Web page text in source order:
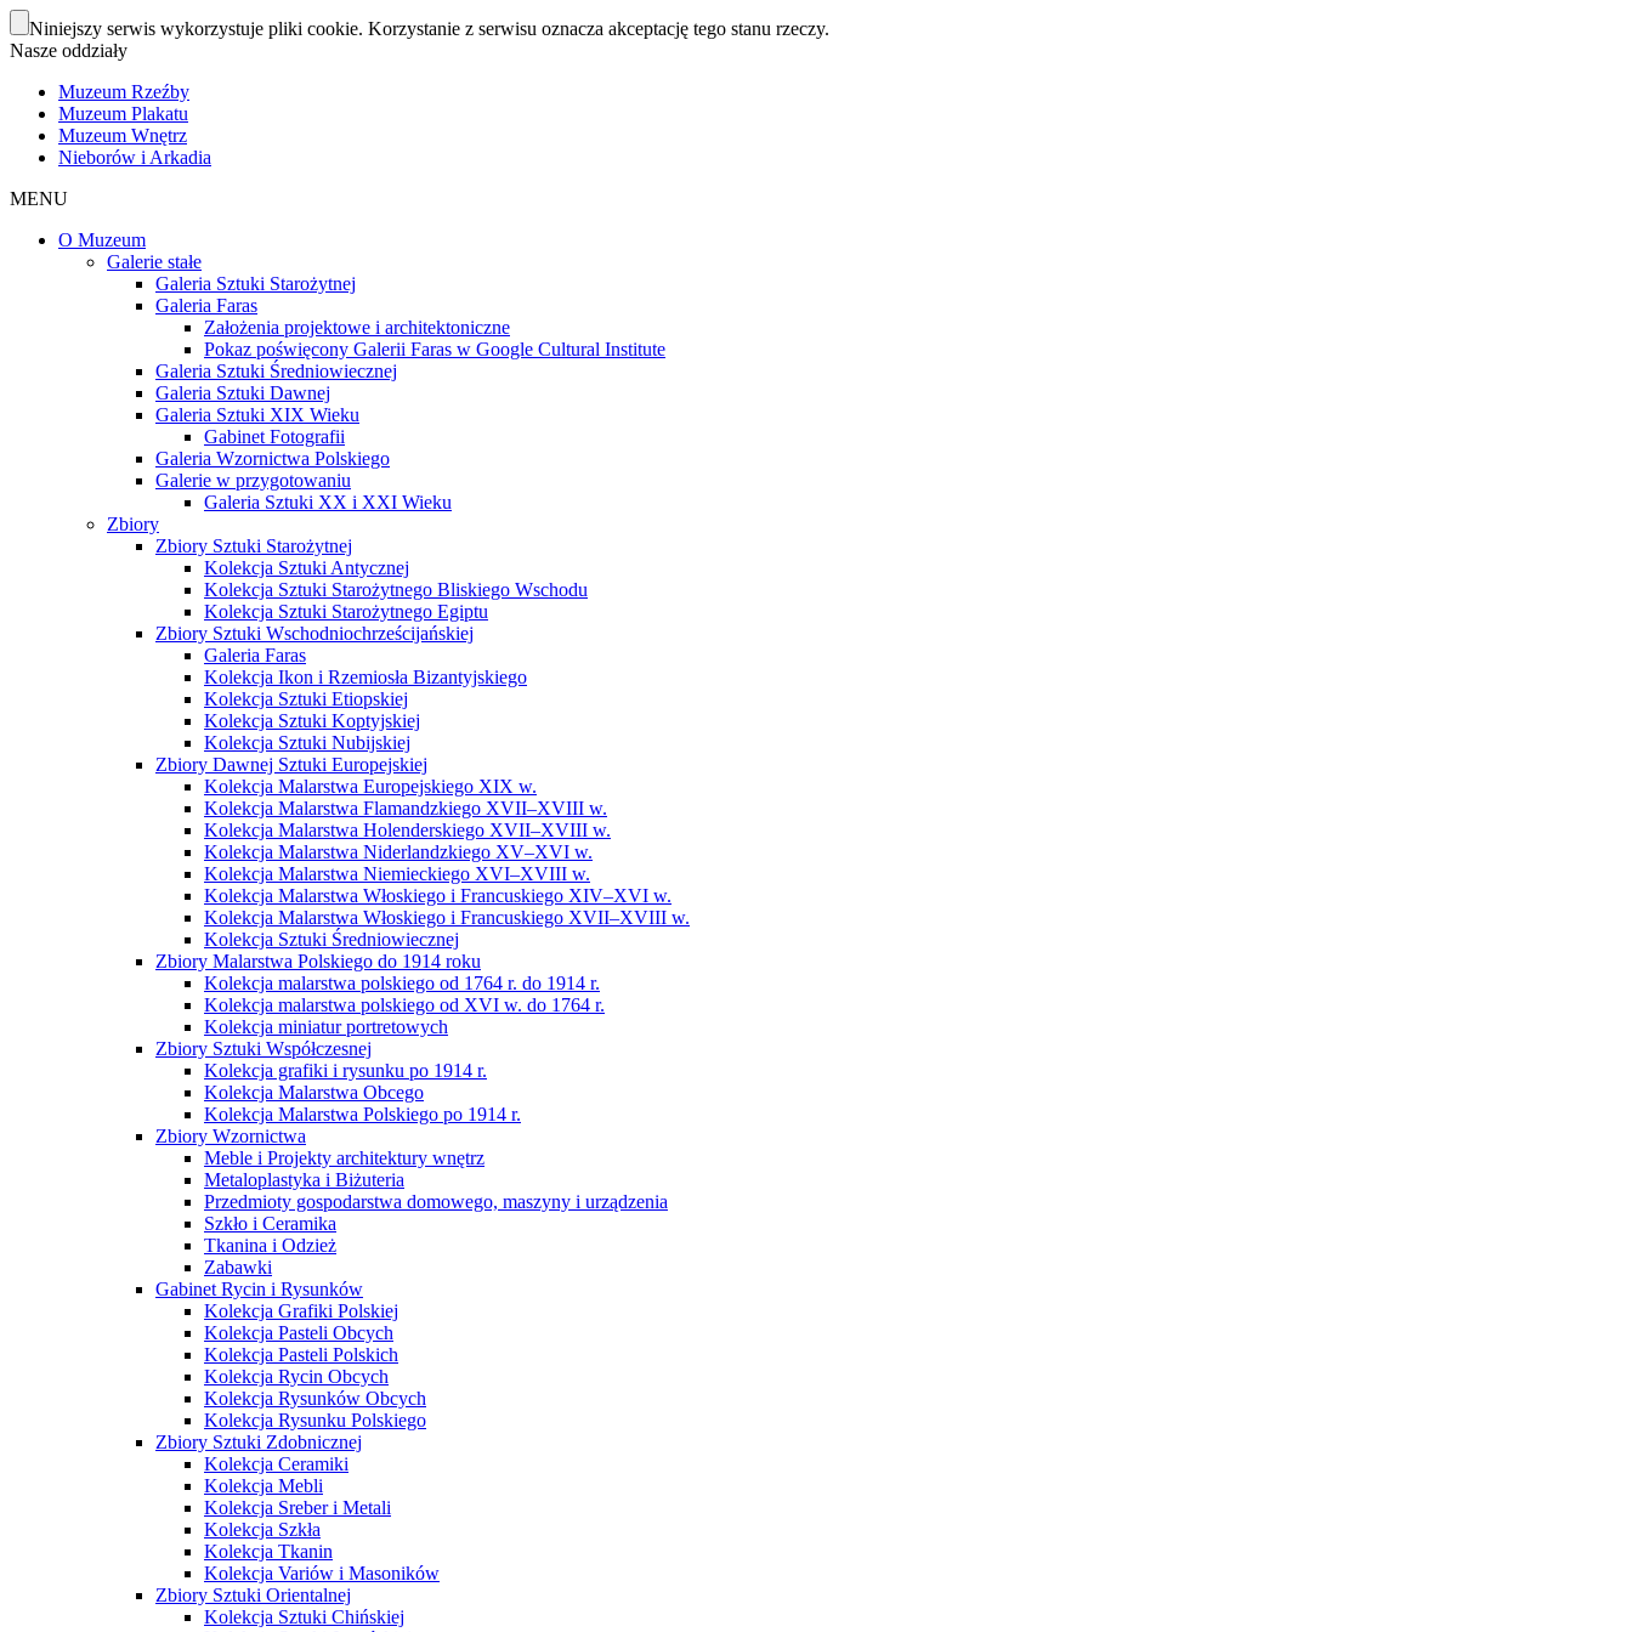
Niniejszy serwis wykorzystuje pliki cookie. Korzystanie z serwisu oznacza akceptację tego stanu rzeczy.
Nasze oddziały
Muzeum Rzeźby
Muzeum Plakatu
Muzeum Wnętrz
Nieborów i Arkadia
MENU
O Muzeum
Galerie stałe
Galeria Sztuki Starożytnej
Galeria Faras
Założenia projektowe i architektoniczne
Pokaz poświęcony Galerii Faras w Google Cultural Institute
Galeria Sztuki Średniowiecznej
Galeria Sztuki Dawnej
Galeria Sztuki XIX Wieku
Gabinet Fotografii
Galeria Wzornictwa Polskiego
Galerie w przygotowaniu
Galeria Sztuki XX i XXI Wieku
Zbiory
Zbiory Sztuki Starożytnej
Kolekcja Sztuki Antycznej
Kolekcja Sztuki Starożytnego Bliskiego Wschodu
Kolekcja Sztuki Starożytnego Egiptu
Zbiory Sztuki Wschodniochrześcijańskiej
Galeria Faras
Kolekcja Ikon i Rzemiosła Bizantyjskiego
Kolekcja Sztuki Etiopskiej
Kolekcja Sztuki Koptyjskiej
Kolekcja Sztuki Nubijskiej
Zbiory Dawnej Sztuki Europejskiej
Kolekcja Malarstwa Europejskiego XIX w.
Kolekcja Malarstwa Flamandzkiego XVII–XVIII w.
Kolekcja Malarstwa Holenderskiego XVII–XVIII w.
Kolekcja Malarstwa Niderlandzkiego XV–XVI w.
Kolekcja Malarstwa Niemieckiego XVI–XVIII w.
Kolekcja Malarstwa Włoskiego i Francuskiego XIV–XVI w.
Kolekcja Malarstwa Włoskiego i Francuskiego XVII–XVIII w.
Kolekcja Sztuki Średniowiecznej
Zbiory Malarstwa Polskiego do 1914 roku
Kolekcja malarstwa polskiego od 1764 r. do 1914 r.
Kolekcja malarstwa polskiego od XVI w. do 1764 r.
Kolekcja miniatur portretowych
Zbiory Sztuki Współczesnej
Kolekcja grafiki i rysunku po 1914 r.
Kolekcja Malarstwa Obcego
Kolekcja Malarstwa Polskiego po 1914 r.
Zbiory Wzornictwa
Meble i Projekty architektury wnętrz
Metaloplastyka i Biżuteria
Przedmioty gospodarstwa domowego, maszyny i urządzenia
Szkło i Ceramika
Tkanina i Odzież
Zabawki
Gabinet Rycin i Rysunków
Kolekcja Grafiki Polskiej
Kolekcja Pasteli Obcych
Kolekcja Pasteli Polskich
Kolekcja Rycin Obcych
Kolekcja Rysunków Obcych
Kolekcja Rysunku Polskiego
Zbiory Sztuki Zdobnicznej
Kolekcja Ceramiki
Kolekcja Mebli
Kolekcja Sreber i Metali
Kolekcja Szkła
Kolekcja Tkanin
Kolekcja Variów i Masoników
Zbiory Sztuki Orientalnej
Kolekcja Sztuki Chińskiej